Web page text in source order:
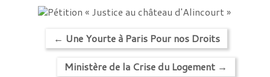
← Une Yourte à Paris Pour nos Droits
Ministère de la Crise du Logement →